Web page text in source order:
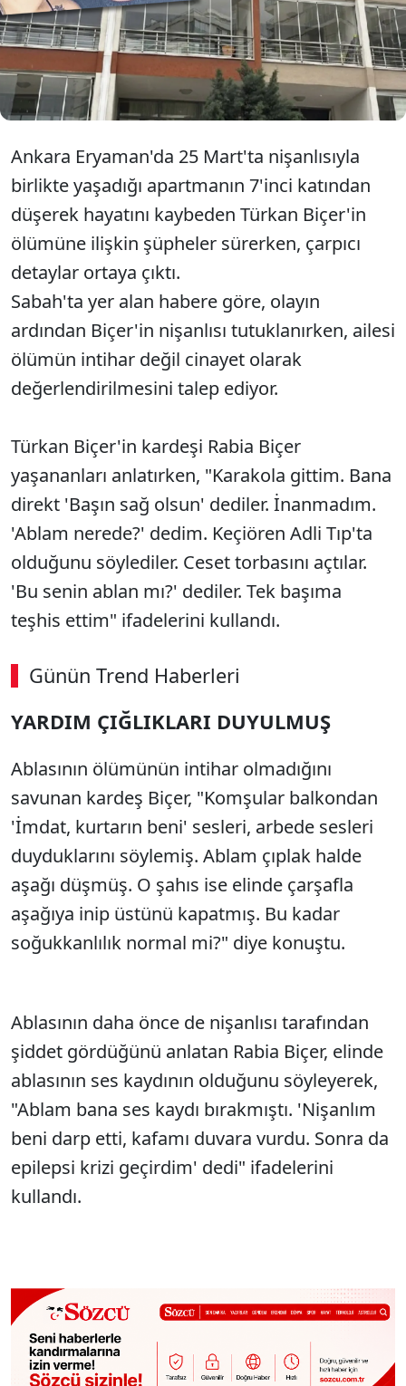
ilişkin yeni detaylar ortaya çıktı. Kardeşi Rabia
Biçer, olayın intihar değil cinayet olarak
değerlendirilmesi gerektiğini talep etti.
Ankara Eryaman'da 25 Mart'ta nişanlısıyla
birlikte yaşadığı apartmanın 7'inci katından
düşerek hayatını kaybeden Türkan Biçer'in
ölümüne ilişkin şüpheler sürerken, çarpıcı
detaylar ortaya çıktı.
Sabah'ta yer alan habere göre, olayın
ardından Biçer'in nişanlısı tutuklanırken, ailesi
ölümün intihar değil cinayet olarak
değerlendirilmesini talep ediyor.
Türkan Biçer'in kardeşi Rabia Biçer
yaşananları anlatırken, "Karakola gittim. Bana
direkt 'Başın sağ olsun' dediler. İnanmadım.
'Ablam nerede?' dedim. Keçiören Adli Tıp'ta
olduğunu söylediler. Ceset torbasını açtılar.
'Bu senin ablan mı?' dediler. Tek başıma
teşhis ettim" ifadelerini kullandı.
Günün Trend Haberleri
00:02 / 09:08
YARDIM ÇIĞLIKLARI DUYULMUŞ
Ablasının ölümünün intihar olmadığını
savunan kardeş Biçer, "Komşular balkondan
'İmdat, kurtarın beni' sesleri, arbede sesleri
duyduklarını söylemiş. Ablam çıplak halde
aşağı düşmüş. O şahıs ise elinde çarşafla
aşağıya inip üstünü kapatmış. Bu kadar
soğukkanlılık normal mi?" diye konuştu.
Ablasının daha önce de nişanlısı tarafından
şiddet gördüğünü anlatan Rabia Biçer, elinde
ablasının ses kaydının olduğunu söyleyerek,
"Ablam bana ses kaydı bırakmıştı. 'Nişanlım
beni darp etti, kafamı duvara vurdu. Sonra da
epilepsi krizi geçirdim' dedi" ifadelerini
kullandı.